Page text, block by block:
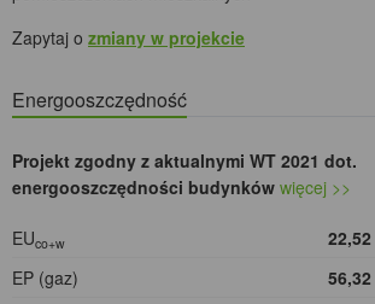
Zapytaj o zmiany w projekcie
Energooszczędność
Projekt zgodny z aktualnymi WT 2021 dot.
energooszczędności budynków więcej >>
EUco+w
EP (gaz)